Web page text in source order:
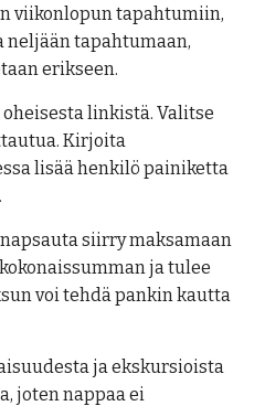
viikonlopun tapahtumiin,
tapahtumaan,
erikseen.
linkistä. Valitse
Kirjoita
lisää henkilö painiketta
siirry maksamaan
ja tulee
voi tehdä pankin kautta
ja ekskursioista
joten nappaa ei